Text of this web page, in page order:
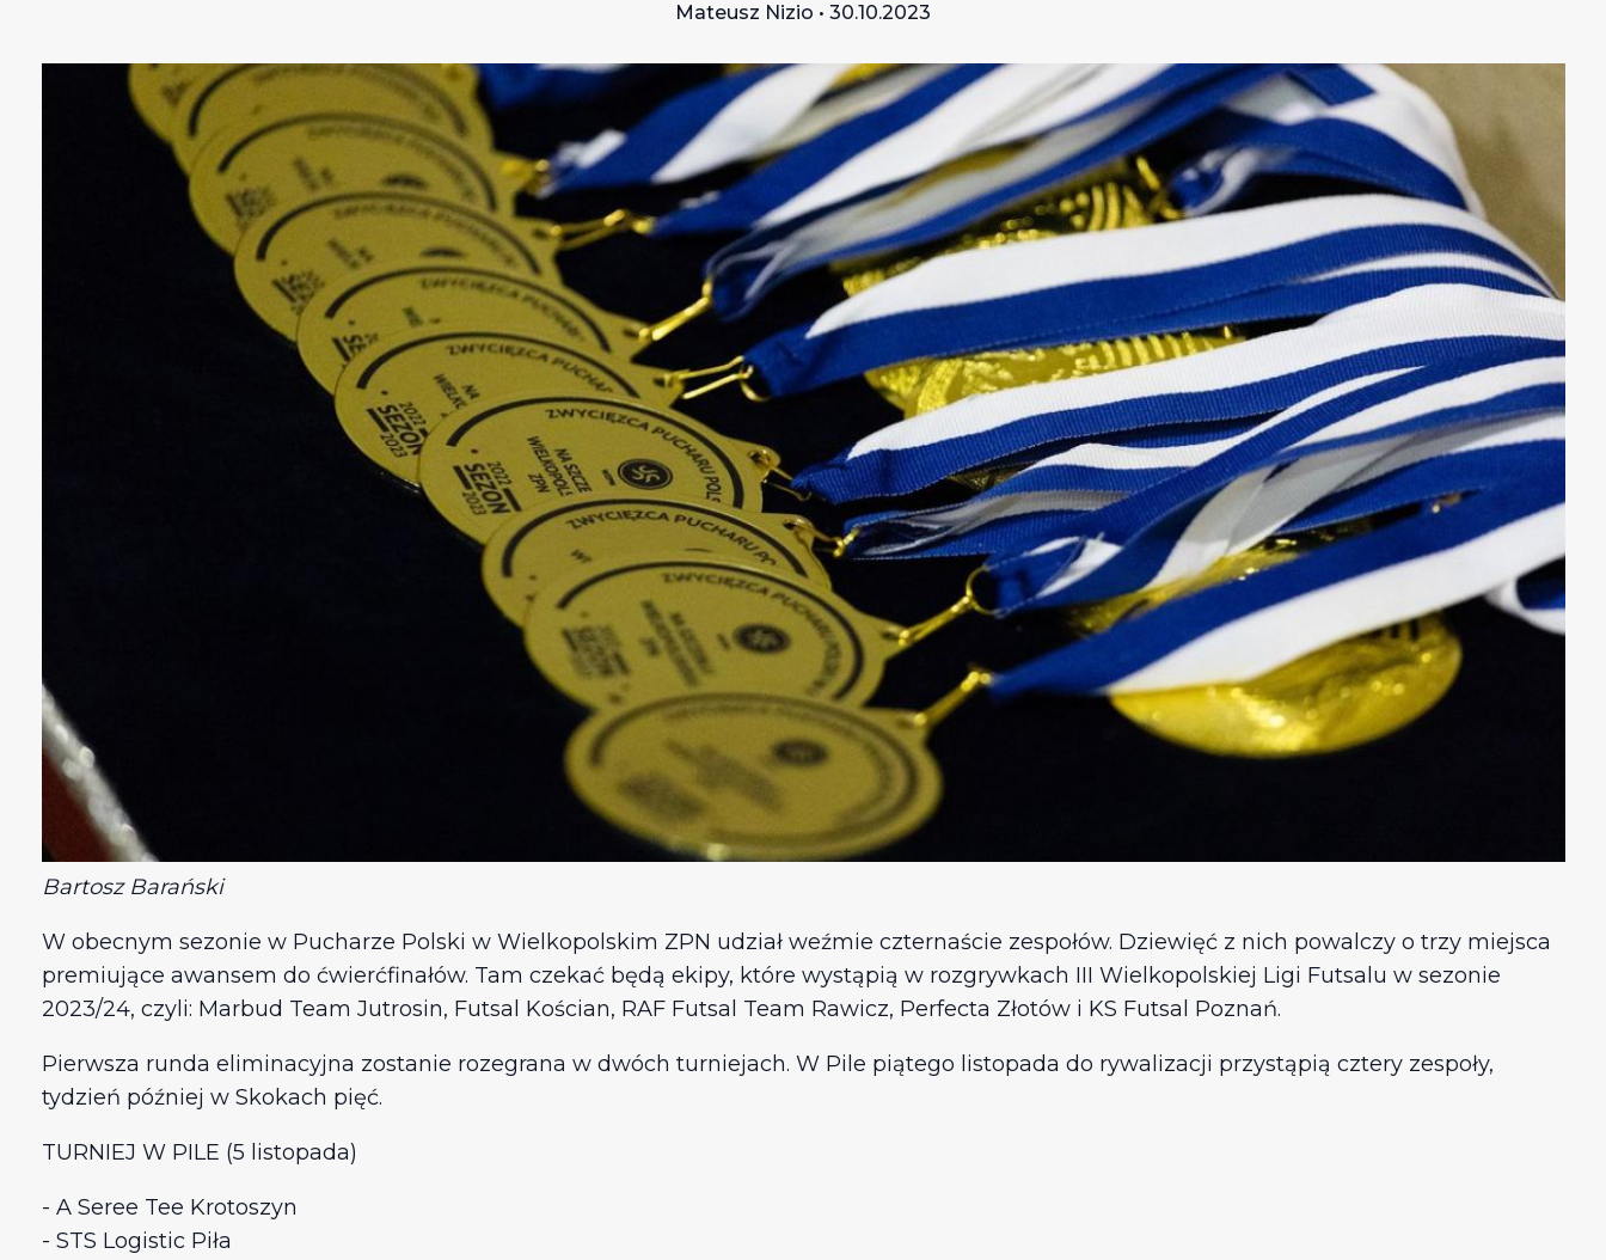
Mateusz Nizio • 30.10.2023
Bartosz Barański
W obecnym sezonie w Pucharze Polski w Wielkopolskim ZPN udział weźmie czternaście zespołów. Dziewięć z nich powalczy o trzy miejsca
premiujące awansem do ćwierćfinałów. Tam czekać będą ekipy, które wystąpią w rozgrywkach III Wielkopolskiej Ligi Futsalu w sezonie
2023/24, czyli: Marbud Team Jutrosin, Futsal Kościan, RAF Futsal Team Rawicz, Perfecta Złotów i KS Futsal Poznań.
Pierwsza runda eliminacyjna zostanie rozegrana w dwóch turniejach. W Pile piątego listopada do rywalizacji przystąpią cztery zespoły,
tydzień później w Skokach pięć.
TURNIEJ W PILE (5 listopada)
- A Seree Tee Krotoszyn
- STS Logistic Piła